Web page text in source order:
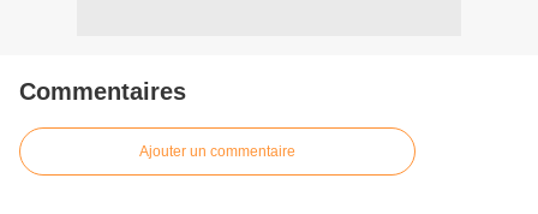
Commentaires
Ajouter un commentaire